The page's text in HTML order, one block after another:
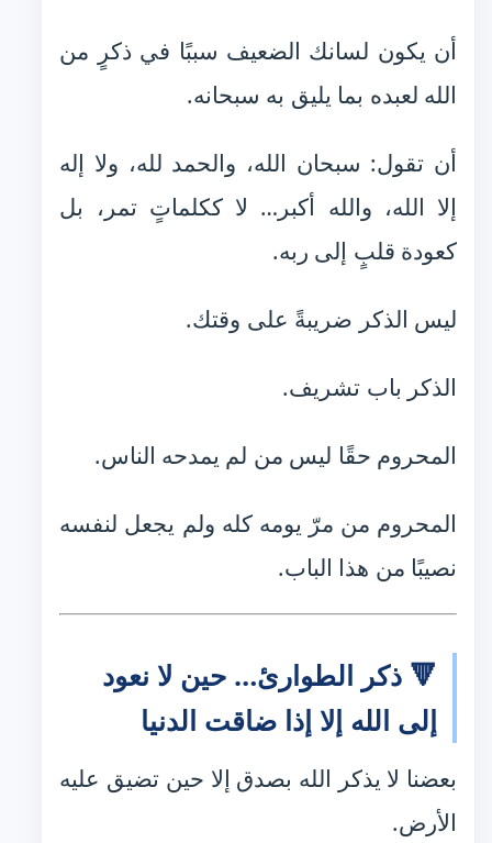
أن يكون لسانك الضعيف سببًا في ذكرٍ من
الله لعبده بما يليق به سبحانه.
أن تقول: سبحان الله، والحمد لله، ولا إله
إلا الله، والله أكبر… لا ككلماتٍ تمر، بل
كعودة قلبٍ إلى ربه.
ليس الذكر ضريبةً على وقتك.
الذكر باب تشريف.
المحروم حقًا ليس من لم يمدحه الناس.
المحروم من مرّ يومه كله ولم يجعل لنفسه
نصيبًا من هذا الباب.
🔻 ذكر الطوارئ… حين لا نعود
إلى الله إلا إذا ضاقت الدنيا
بعضنا لا يذكر الله بصدق إلا حين تضيق عليه
الأرض.